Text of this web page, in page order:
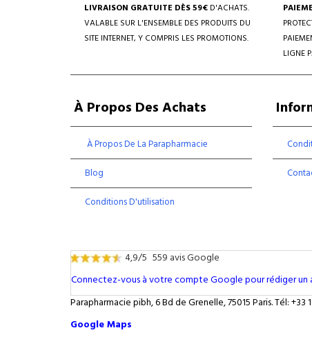
LIVRAISON GRATUITE DÈS 59€ D'ACHATS.
VALABLE SUR L'ENSEMBLE DES PRODUITS DU
SITE INTERNET, Y COMPRIS LES PROMOTIONS.
LIGNE
À Propos Des Achats
À Propos De La Parapharmacie
Blog
Conditions D'utilisation
4,9/5 559 avis Google
Connectez-vous à votre compte Google pour rédiger un
Parapharmacie pibh, 6 Bd de Grenelle, 75015 Paris. Tél: +33
Google Maps